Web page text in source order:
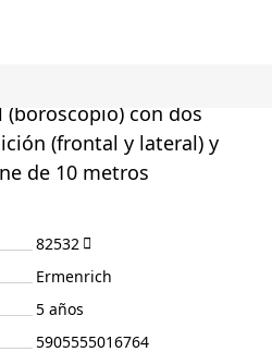
con dos
(frontal y lateral) y
de 10 metros
82532
Ermenrich
5 años
5905555016764